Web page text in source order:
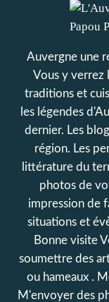
Auvergne une
Vous y verrez
traditions et
les légendes
dernier. Les
région. Les
littérature du
photos de
impression de
situations et
Bonne visite
soumettre des
ou hameaux .
M'envoyer des